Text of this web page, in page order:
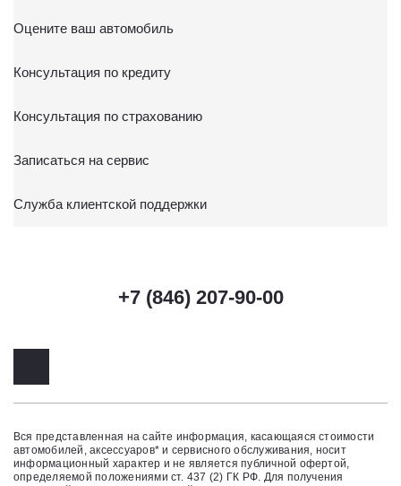
Оцените ваш автомобиль
Консультация по кредиту
Консультация по страхованию
Записаться на сервис
Служба клиентской поддержки
+7 (846) 207-90-00
Вся представленная на сайте информация, касающаяся стоимости
автомобилей, аксессуаров* и сервисного обслуживания, носит
информационный характер и не является публичной офертой,
определяемой положениями ст. 437 (2) ГК РФ. Для получения